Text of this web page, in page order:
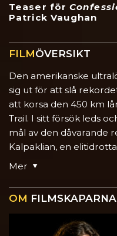
Teaser för
Patrick Vaughan
FILMÖVERSIKT
Den amerikanske
sig ut för att slå
att korsa den 450 km
Trail. I sitt försök leds
mål av den dåvarande
Kalpaklian, en
Mer
OM FILMSKAPARNA